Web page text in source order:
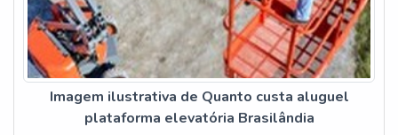
Imagem ilustrativa de Quanto custa aluguel
plataforma elevatória Brasilândia